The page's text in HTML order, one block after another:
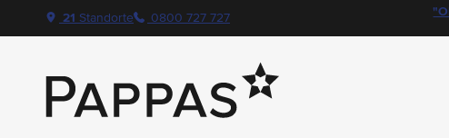
Navigation überspringen
Zum Hauptcontent
Zur Hauptnavigation springen
layout.table-of-content
Technische Daten
Fahrzeugausstattung
Standort & Ansprechpartner
Ihre Vorteile auf einen Blick
Das könnte Sie auch interessieren
Angebote & Aktionen bei Pappas
21 Standorte 0800 727 727